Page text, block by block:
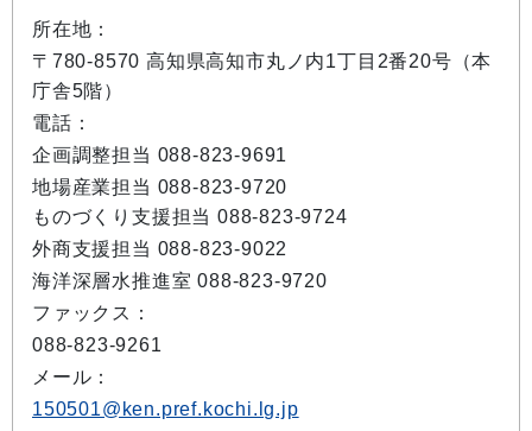
所在地：
〒780-8570 高知県高知市丸ノ内1丁目2番20号（本
庁舎5階）
電話：
企画調整担当 088-823-9691
地場産業担当 088-823-9720
ものづくり支援担当 088-823-9724
外商支援担当 088-823-9022
海洋深層水推進室 088-823-9720
ファックス：
088-823-9261
メール：
150501@ken.pref.kochi.lg.jp